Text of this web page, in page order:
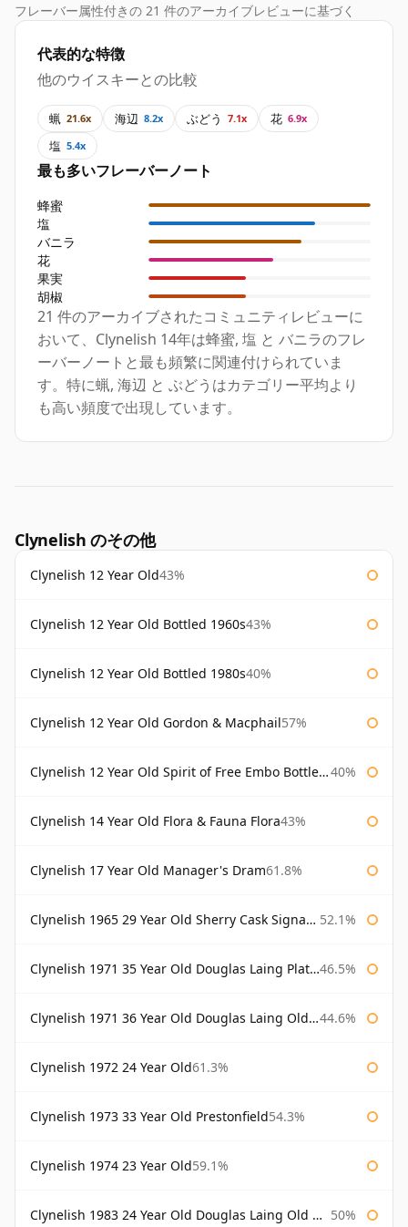
フレーバー属性付きの 21 件のアーカイブレビューに基づく
代表的な特徴
他のウイスキーとの比較
蝋 21.6x 海辺 8.2x ぶどう 7.1x 花 6.9x
塩 5.4x
最も多いフレーバーノート
蜂蜜
塩
バニラ
花
果実
胡椒
21 件のアーカイブされたコミュニティレビューに
おいて、Clynelish 14年は蜂蜜, 塩 と バニラのフレ
ーバーノートと最も頻繁に関連付けられていま
す。特に蝋, 海辺 と ぶどうはカテゴリー平均より
も高い頻度で出現しています。
Clynelish のその他
Clynelish 12 Year Old43%
Clynelish 12 Year Old Bottled 1960s43%
Clynelish 12 Year Old Bottled 1980s40%
Clynelish 12 Year Old Gordon & Macphail57%
Clynelish 12 Year Old Spirit of Free Embo Bottled 1988 40%
Clynelish 14 Year Old Flora & Fauna Flora43%
Clynelish 17 Year Old Manager's Dram61.8%
Clynelish 1965 29 Year Old Sherry Cask Signatory 52.1%
Clynelish 1971 35 Year Old Douglas Laing Platinum Selection 46.5%
Clynelish 1971 36 Year Old Douglas Laing Old Malt Cask 44.6%
Clynelish 1972 24 Year Old61.3%
Clynelish 1973 33 Year Old Prestonfield54.3%
Clynelish 1974 23 Year Old59.1%
Clynelish 1983 24 Year Old Douglas Laing Old Malt Cask 50%